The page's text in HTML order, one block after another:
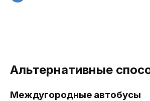
Альтернативные
Междугородные автобусы